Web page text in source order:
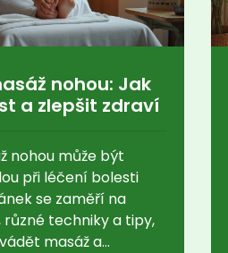
nohou: Jak
a zlepšit zdraví
nohou může být
při léčení bolesti
se zaměří na
různé techniky a tipy,
masáž a